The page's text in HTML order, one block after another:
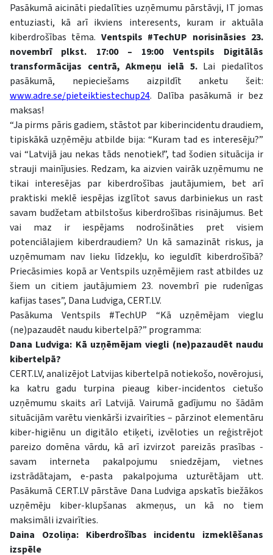
Pasākumā aicināti piedalīties uzņēmumu pārstāvji, IT jomas
entuziasti, kā arī ikviens interesents, kuram ir aktuāla
kiberdrošības tēma. Ventspils #TechUP norisināsies 23.
novembrī plkst. 17:00 – 19:00 Ventspils Digitālās
transformācijas centrā, Akmeņu ielā 5.Lai piedalītos
pasākumā, nepieciešams aizpildīt anketu šeit:
www.adre.se/pieteiktiestechup24. Dalība pasākumā ir bez
maksas!
“Ja pirms pāris gadiem, stāstot par kiberincidentu draudiem,
tipiskākā uzņēmēju atbilde bija: “Kuram tad es interesēju?”
vai “Latvijā jau nekas tāds nenotiek!”, tad šodien situācija ir
strauji mainījusies. Redzam, ka aizvien vairāk uzņēmumu ne
tikai interesējas par kiberdrošības jautājumiem, bet arī
praktiski meklē iespējas izglītot savus darbiniekus un rast
savam budžetam atbilstošus kiberdrošības risinājumus. Bet
vai maz ir iespējams nodrošināties pret visiem
potenciālajiem kiberdraudiem? Un kā samazināt riskus, ja
uzņēmumam nav lieku līdzekļu, ko ieguldīt kiberdrošībā?
Priecāsimies kopā ar Ventspils uzņēmējiem rast atbildes uz
šiem un citiem jautājumiem 23. novembrī pie rudenīgas
kafijas tases”, Dana Ludviga, CERT.LV.
Pasākuma Ventspils #TechUP “Kā uzņēmējam vieglu
(ne)pazaudēt naudu kibertelpā?” programma:
Dana Ludviga: Kā uzņēmējam viegli (ne)pazaudēt naudu
kibertelpā?
CERT.LV, analizējot Latvijas kibertelpā notiekošo, novērojusi,
ka katru gadu turpina pieaug kiber-incidentos cietušo
uzņēmumu skaits arī Latvijā. Vairumā gadījumu no šādām
situācijām varētu vienkārši izvairīties – pārzinot elementāru
kiber-higiēnu un digitālo etiķeti, izvēloties un reģistrējot
pareizo domēna vārdu, kā arī izvirzot pareizās prasības -
savam interneta pakalpojumu sniedzējam, vietnes
izstrādātajam, e-pasta pakalpojuma uzturētājam utt.
Pasākumā CERT.LV pārstāve Dana Ludviga apskatīs biežākos
uzņēmēju kiber-klupšanas akmeņus, un kā no tiem
maksimāli izvairīties.
Daina Ozoliņa: Kiberdrošības incidentu izmeklēšanas
izspēle